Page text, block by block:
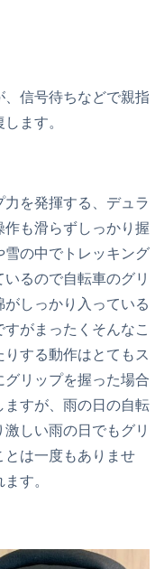
信号待ちなどで親指
ます。
を発揮する、デュラ
も滑らずしっかり握
の中でトレッキング
るので自転車のグリ
しっかり入っている
がまったくそんなこ
する動作はとてもス
グリップを握った場合
すが、雨の日の自転
しい雨の日でもグリ
とは一度もありませ
す。